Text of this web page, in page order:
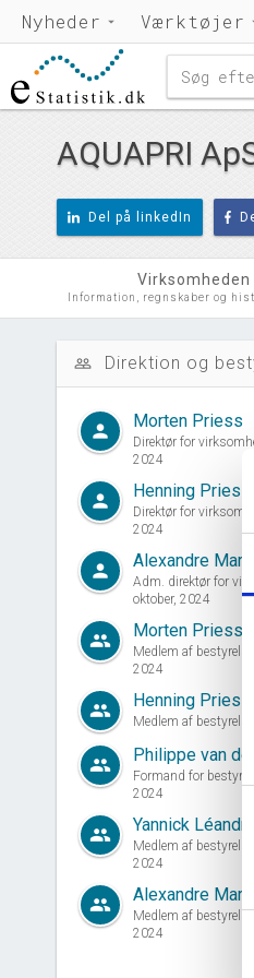
Nyheder Værktøjer
AQUAPRI
Del på linkedIn
Virksomheden
Information, regnskaber og
people_outline Direktion og
person Morten Priess
Direktør for
2024
person Henning Priess
Direktør for
2024
person Alexandre
Adm. direktør for
oktober, 2024
group Morten Priess
Medlem af
2024
group Henning Priess
Medlem af
group Philippe van
Formand for
2024
group Yannick
Medlem af
2024
group Alexandre
Medlem af
2024